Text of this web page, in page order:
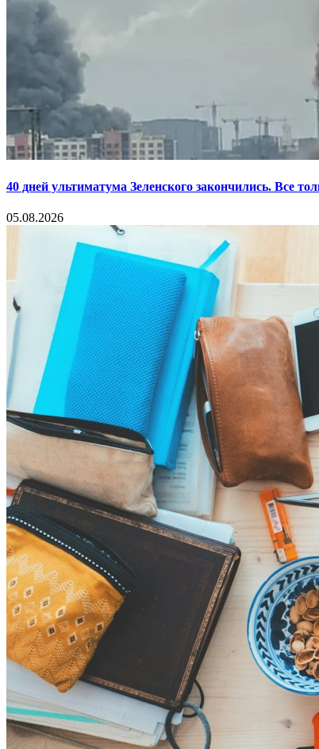
40 дней ультиматума Зеленского закончились. Все
05.08.2026